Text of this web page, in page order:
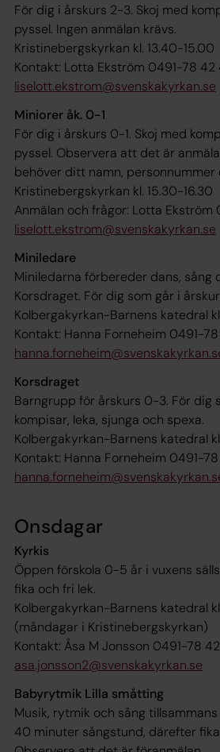
För dig i årskurs 2-3. Skoj med
pyssel. Ingen anmälan krävs.
Kristinebergskyrkan kl. 13.40-15.00
Kontakt: Lotta Ekström 0491-78 42
liselott.ekstrom@svenskakyrkan.se
Miniorer åk. 0-1
För dig i årskurs 0-1. Skoj med
pyssel. Observera att det är
behöver ditt namn, personnummer
Kristinebergskyrkan kl. 15.30-16.30
Anmälan och frågor: Lotta Ekström
liselott.ekstrom@svenskakyrkan.se
Miniledare
Miniledarna förbereder dans, sång
Korsdraget. För dig som går i
Kolbergakyrkan-Barnens katedral
Kontakt: Hanna Forneheim 0491-
Korsdraget
Barngrupp för årskurs 0-3. För dig
kompisar, leka, sjunga och spexa.
Kolbergakyrkan-Barnens katedral
Kontakt: Hanna Forneheim 0491-
Onsdagar
Kyrkis
Öppen förskola 0-5 år i vuxens
fika och fri lek.
Kolbergakyrkan-Barnens katedral
(måndagar i Kristinebergskyrkan)
Kontakt: Åsa M Jonsson 0491-78 42
asa.jonsson2@svenskakyrkan.se
Babyrytmik Lilla småtting
Musik, rytmik och sång
40 minuter sångstund, därefter